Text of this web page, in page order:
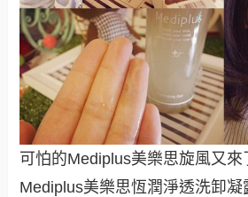
可怕的Mediplus美樂思旋風又來
Mediplus美樂思恆潤淨透洗卸凝